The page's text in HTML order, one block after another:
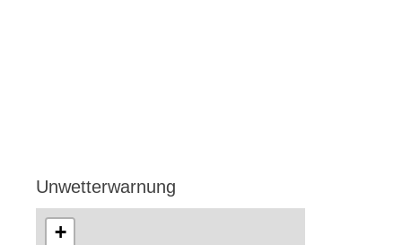
Unwetterwarnung
+